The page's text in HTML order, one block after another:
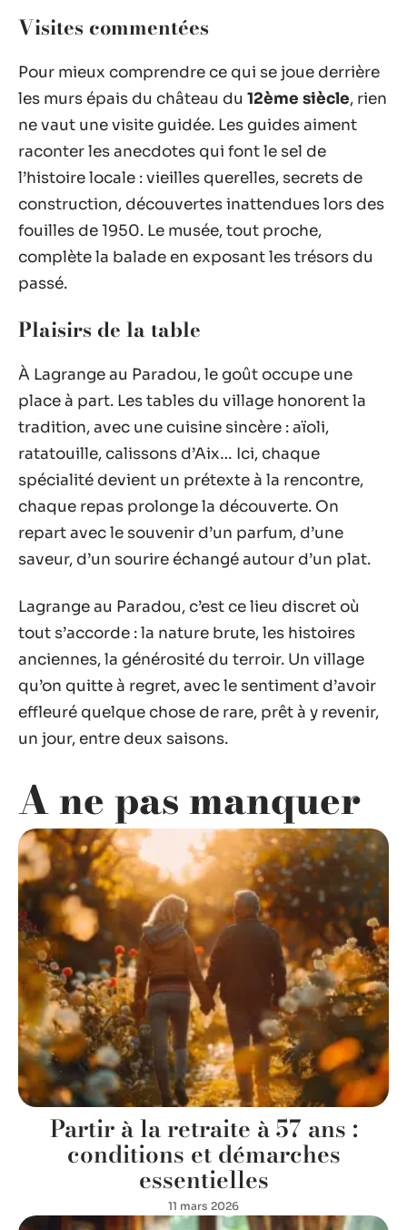
Visites commentées
Pour mieux comprendre ce qui se joue derrière
les murs épais du château du 12ème siècle, rien
ne vaut une visite guidée. Les guides aiment
raconter les anecdotes qui font le sel de
l’histoire locale : vieilles querelles, secrets de
construction, découvertes inattendues lors des
fouilles de 1950. Le musée, tout proche,
complète la balade en exposant les trésors du
passé.
Plaisirs de la table
À Lagrange au Paradou, le goût occupe une
place à part. Les tables du village honorent la
tradition, avec une cuisine sincère : aïoli,
ratatouille, calissons d’Aix… Ici, chaque
spécialité devient un prétexte à la rencontre,
chaque repas prolonge la découverte. On
repart avec le souvenir d’un parfum, d’une
saveur, d’un sourire échangé autour d’un plat.
Lagrange au Paradou, c’est ce lieu discret où
tout s’accorde : la nature brute, les histoires
anciennes, la générosité du terroir. Un village
qu’on quitte à regret, avec le sentiment d’avoir
effleuré quelque chose de rare, prêt à y revenir,
un jour, entre deux saisons.
A ne pas manquer
Partir à la retraite à 57 ans :
conditions et démarches
essentielles
11 mars 2026